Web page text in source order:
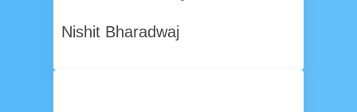
Nishit Bharadwaj